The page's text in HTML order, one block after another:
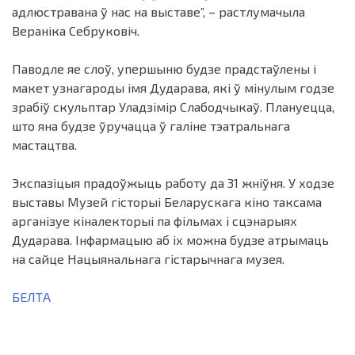
адлюстравана ў нас на выставе”, – растлумачыла
Вераніка Себруковіч.
Паводле яе слоў, упершыню будзе прадстаўлены і
макет узнагароды імя Дударава, які ў мінулым годзе
зрабіў скульптар Уладзімір Слабодчыкаў. Плануецца,
што яна будзе ўручацца ў галіне тэатральнага
мастацтва.
Экспазіцыя прадоўжыць работу да 31 жніўня. У ходзе
выставы Музей гісторыі Беларускага кіно таксама
арганізуе кіналекторыі па фільмах і сцэнарыях
Дударава. Інфармацыю аб іх можна будзе атрымаць
на сайце Нацыянальнага гістарычнага музея.
БЕЛТА